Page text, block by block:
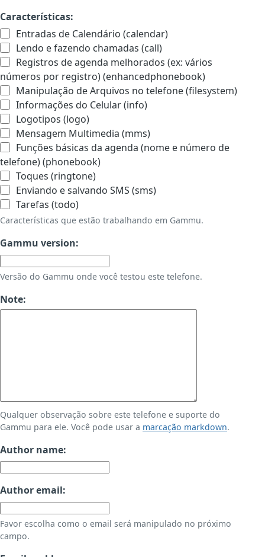
Características:
Entradas de Calendário (calendar)
Lendo e fazendo chamadas (call)
Registros de agenda melhorados (ex: vários
números por registro) (enhancedphonebook)
Manipulação de Arquivos no telefone (filesystem)
Informações do Celular (info)
Logotipos (logo)
Mensagem Multimedia (mms)
Funções básicas da agenda (nome e número de
telefone) (phonebook)
Toques (ringtone)
Enviando e salvando SMS (sms)
Tarefas (todo)
Características que estão trabalhando em Gammu.
Gammu version:
Versão do Gammu onde você testou este telefone.
Note:
Qualquer observação sobre este telefone e suporte do
Gammu para ele. Você pode usar a marcação markdown.
Author name:
Author email:
Favor escolha como o email será manipulado no próximo
campo.